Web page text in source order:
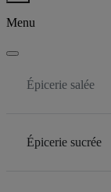
Menu
Épicerie salée
Épicerie sucrée